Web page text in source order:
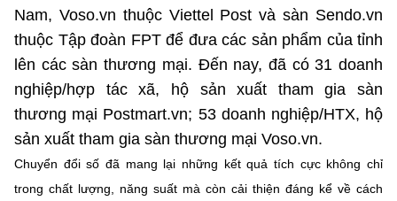
Nam, Voso.vn thuộc Viettel Post và sàn Sendo.vn
thuộc Tập đoàn FPT để đưa các sản phẩm của tỉnh
lên các sàn thương mại. Đến nay, đã có 31 doanh
nghiệp/hợp tác xã, hộ sản xuất tham gia sàn
thương mại Postmart.vn; 53 doanh nghiệp/HTX, hộ
sản xuất tham gia sàn thương mại Voso.vn.
Chuyển đổi số đã mang lại những kết quả tích cực không chỉ
trong chất lượng, năng suất mà còn cải thiện đáng kể về cách